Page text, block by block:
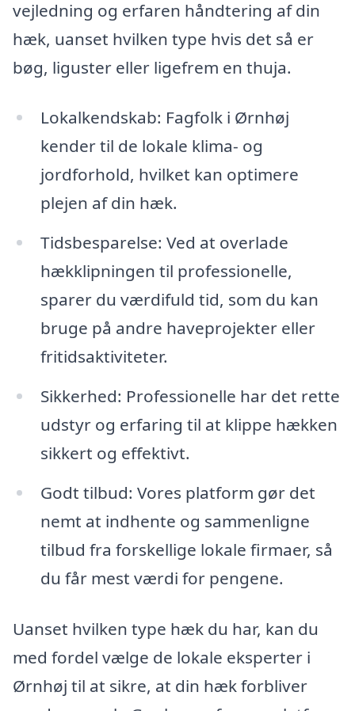
vejledning og erfaren håndtering af din
hæk, uanset hvilken type hvis det så er
bøg, liguster eller ligefrem en thuja.
Lokalkendskab: Fagfolk i Ørnhøj
kender til de lokale klima- og
jordforhold, hvilket kan optimere
plejen af din hæk.
Tidsbesparelse: Ved at overlade
hækklipningen til professionelle,
sparer du værdifuld tid, som du kan
bruge på andre haveprojekter eller
fritidsaktiviteter.
Sikkerhed: Professionelle har det rette
udstyr og erfaring til at klippe hækken
sikkert og effektivt.
Godt tilbud: Vores platform gør det
nemt at indhente og sammenligne
tilbud fra forskellige lokale firmaer, så
du får mest værdi for pengene.
Uanset hvilken type hæk du har, kan du
med fordel vælge de lokale eksperter i
Ørnhøj til at sikre, at din hæk forbliver